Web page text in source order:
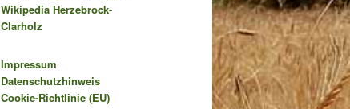
Wikipedia Herzebrock-
Clarholz
Impressum
Datenschutzhinweis
Cookie-Richtlinie (EU)